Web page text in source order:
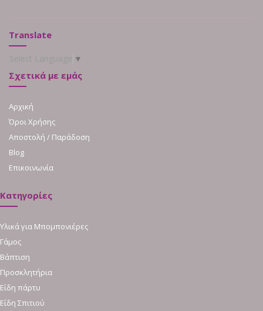
Translate
▼
Σχετικά με εμάς
Αρχική
Όροι Χρήσης
Αποστολή / Παράδοση
Blog
Επικοινωνία
Κατηγορίες
Υλικά για Μπομπονιέρες
Γάμος
Βάπτιση
Προσκλητήρια
Είδη πάρτυ
Είδη Σπιτιού